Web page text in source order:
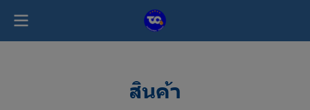
สินค้า